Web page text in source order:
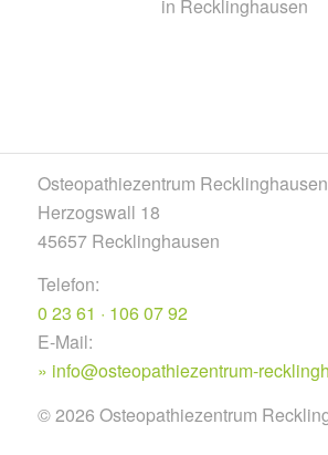
in Recklinghausen
Osteopathiezentrum
Herzogswall 18
45657 Recklinghausen
Telefon:
0 23 61 · 106 07 92
E-Mail:
info@osteopathiezentrum-
©2026 Osteopathiezentrum